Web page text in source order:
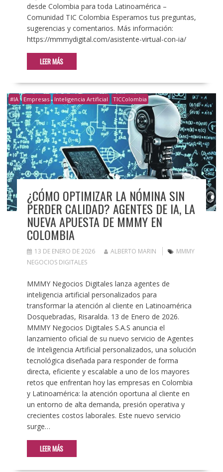
desde Colombia para toda Latinoamérica –
Comunidad TIC Colombia Esperamos tus preguntas,
sugerencias y comentarios. Más información:
https://mmmydigital.com/asistente-virtual-con-ia/
LEER MÁS
#IA Empresas Inteligencia Artificial TICColombia
¿CÓMO OPTIMIZAR LA NÓMINA SIN
PERDER CALIDAD? AGENTES DE IA, LA
NUEVA APUESTA DE MMMY EN
COLOMBIA
13 DE ENERO DE 2026 ALBERTO MARIN
MMMY
NEGOCIOS DIGITALES
MMMY Negocios Digitales lanza agentes de
inteligencia artificial personalizados para
transformar la atención al cliente en Latinoamérica
Dosquebradas, Risaralda. 13 de Enero de 2026.
MMMY Negocios Digitales S.A.S anuncia el
lanzamiento oficial de su nuevo servicio de Agentes
de Inteligencia Artificial personalizados, una solución
tecnológica diseñada para responder de forma
directa, eficiente y escalable a uno de los mayores
retos que enfrentan hoy las empresas en Colombia
y Latinoamérica: la atención oportuna al cliente en
un entorno de alta demanda, presión operativa y
crecientes costos laborales. Este nuevo servicio
surge…
LEER MÁS